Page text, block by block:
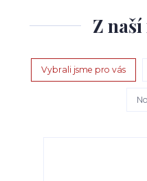
Z
Vybrali jsme pro vás